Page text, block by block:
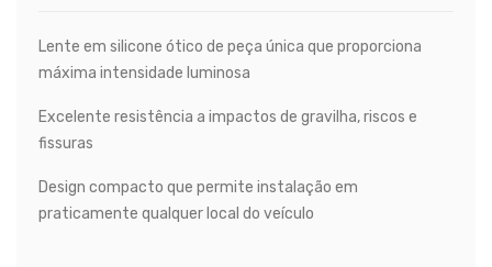
Lente em silicone ótico de peça única que proporciona
máxima intensidade luminosa
Excelente resistência a impactos de gravilha, riscos e
fissuras
Design compacto que permite instalação em
praticamente qualquer local do veículo